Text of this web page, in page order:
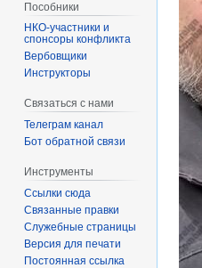
Пособники
спонсоры конфликта
‏‎Вербовщики
Инструкторы
Связаться с нами
Телеграм канал
Бот обратной связи
Инструменты
Ссылки сюда
Связанные правки
Служебные страницы
Версия для печати
Постоянная ссылка